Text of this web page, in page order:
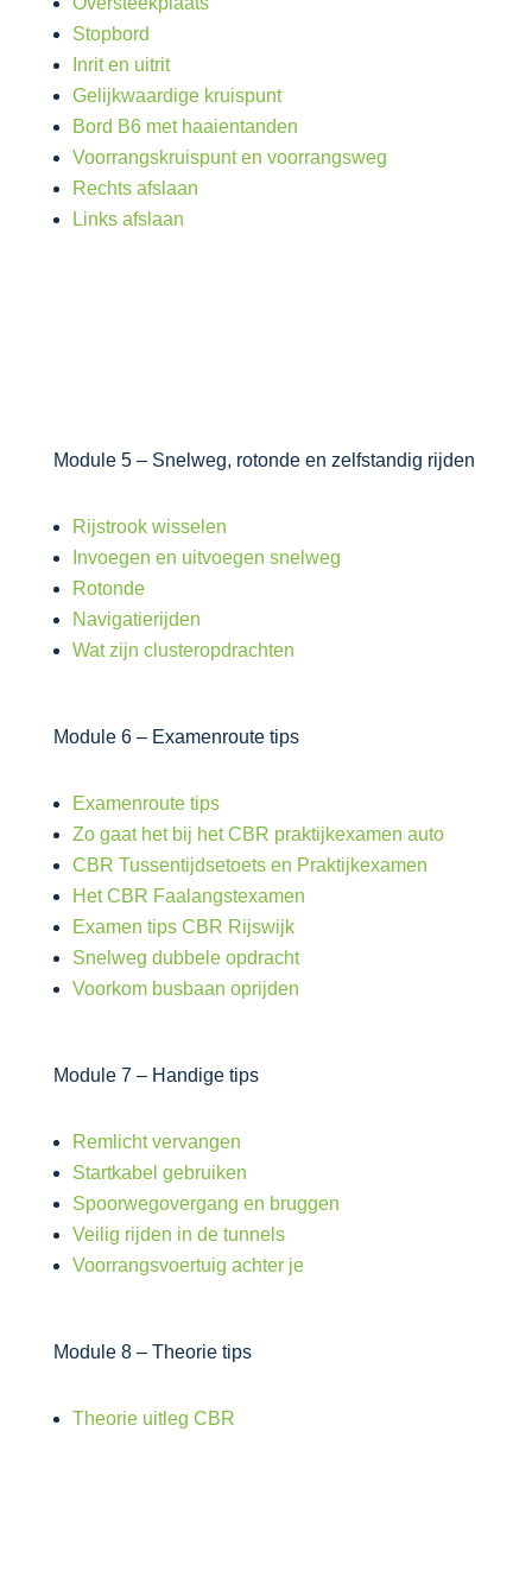
Stopbord
Inrit en uitrit
Gelijkwaardige kruispunt
Bord B6 met haaientanden
Voorrangskruispunt en voorrangsweg
Rechts afslaan
Links afslaan
Module 5 – Snelweg, rotonde en zelfstandig rijden
Rijstrook wisselen
Invoegen en uitvoegen snelweg
Rotonde
Navigatierijden
Wat zijn clusteropdrachten
Module 6 – Examenroute tips
Examenroute tips
Zo gaat het bij het CBR praktijkexamen auto
CBR Tussentijdsetoets en Praktijkexamen
Het CBR Faalangstexamen
Examen tips CBR Rijswijk
Snelweg dubbele opdracht
Voorkom busbaan oprijden
Module 7 – Handige tips
Remlicht vervangen
Startkabel gebruiken
Spoorwegovergang en bruggen
Veilig rijden in de tunnels
Voorrangsvoertuig achter je
Module 8 – Theorie tips
Theorie uitleg CBR